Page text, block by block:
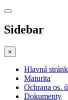
Sidebar
×
Hlavná
Maturita
Ochrana os.
Dokumenty